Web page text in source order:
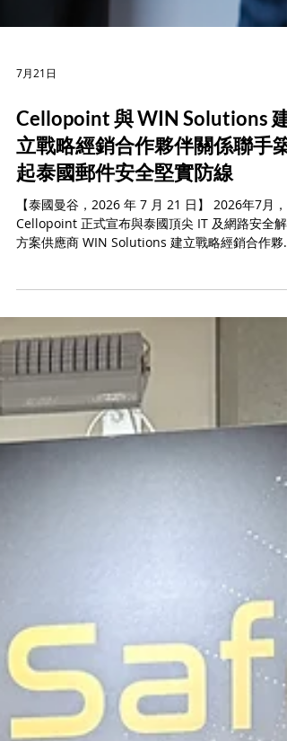
7月21日
Cellopoint 與 WIN Solutions 建
立戰略經銷合作夥伴關係聯手築
起泰國郵件安全堅實防線
【泰國曼谷，2026 年 7 月 21 日】 2026年7月，
方案供應商 WIN Solutions 建立戰略經銷合作夥伴
Cellopoint 在電子郵件安全領域的核心技術，與
WIN Solutions 深耕泰國市場的在地服務與技術能
量，雙方將共同協助企業及政府機關建構更完善的
電子郵件防護機制，因應日益複雜且持續演進的資
安威脅，全面提升組織的郵件安全防護韌性。 曼谷
盛大發表會：攜手開創泰國市場新局 為正式揭開雙
方戰略合作序幕，WIN Solutions 於 7 月 9 日在曼
Day），宣告與 Cellopoint 的合作正式啟動。這場
對企業級郵件安全與資安解決方案的高度關注與市
場潛力。 WIN Solutions 在本次活動中精選三家在